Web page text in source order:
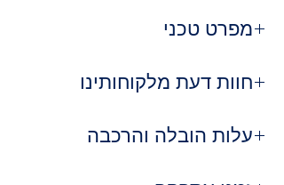
מפרט טכני
מבוקע / אגוז כהה)
× 100 ס"מ רוחב × 76 ס"מ גובה
חוות דעת מלקוחותינו
"חיפשנו שולחן במראה ישר אבל שלא
עלות הובלה והרכבה